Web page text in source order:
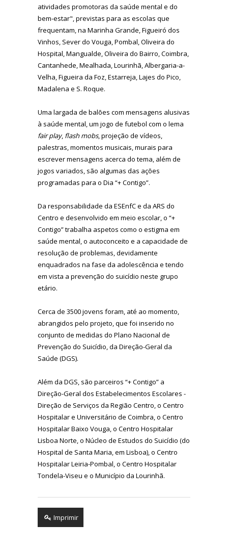
atividades promotoras da saúde mental e do
bem-estar", previstas para as escolas que
frequentam, na Marinha Grande, Figueiró dos
Vinhos, Sever do Vouga, Pombal, Oliveira do
Hospital, Mangualde, Oliveira do Bairro, Coimbra,
Cantanhede, Mealhada, Lourinhã, Albergaria-a-
Velha, Figueira da Foz, Estarreja, Lajes do Pico,
Madalena e S. Roque.
Uma largada de balões com mensagens alusivas
à saúde mental, um jogo de futebol com o lema
fair play, flash mobs, projeção de vídeos,
palestras, momentos musicais, murais para
escrever mensagens acerca do tema, além de
jogos variados, são algumas das ações
programadas para o Dia “+ Contigo”.
Da responsabilidade da ESEnfC e da ARS do
Centro e desenvolvido em meio escolar, o “+
Contigo” trabalha aspetos como o estigma em
saúde mental, o autoconceito e a capacidade de
resolução de problemas, devidamente
enquadrados na fase da adolescência e tendo
em vista a prevenção do suicídio neste grupo
etário.
Cerca de 3500 jovens foram, até ao momento,
abrangidos pelo projeto, que foi inserido no
conjunto de medidas do Plano Nacional de
Prevenção do Suicídio, da Direção-Geral da
Saúde (DGS).
Além da DGS, são parceiros “+ Contigo” a
Direção-Geral dos Estabelecimentos Escolares -
Direção de Serviços da Região Centro, o Centro
Hospitalar e Universitário de Coimbra, o Centro
Hospitalar Baixo Vouga, o Centro Hospitalar
Lisboa Norte, o Núcleo de Estudos do Suicídio (do
Hospital de Santa Maria, em Lisboa), o Centro
Hospitalar Leiria-Pombal, o Centro Hospitalar
Tondela-Viseu e o Município da Lourinhã.
Imprimir